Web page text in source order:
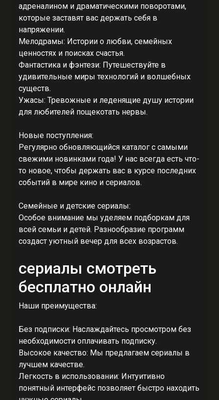
адреналином и драматическими поворотами,
которые заставят вас держать себя в
напряжении.
Мелодрамы: Истории о любви, семейных
ценностях и поисках счастья.
Фантастика и фэнтези: Путешествуйте в
удивительные миры технологий и волшебных
существ.
Ужасы: Тревожные и леденящие душу истории
для любителей пощекотать нервы.
Новые поступления:
Регулярно обновляющийся каталог с самыми
свежими новинками года! У нас всегда есть что-
то новое, чтобы держать вас в курсе последних
событий в мире кино и сериалов.
Семейные и детские сериалы:
Особое внимание мы уделяем подборкам для
всей семьи и детей. Разнообразие программ
создаст уютный вечер для всех возрастов.
сериалы смотреть
бесплатно онлайн
Наши преимущества:
Без подписки: Наслаждайтесь просмотром без
необходимости оплачивать подписку.
Высокое качество: Мы предлагаем сериалы в
лучшем качестве.
Легкость в использовании: Интуитивно
понятный интерфейс позволяет быстро находить